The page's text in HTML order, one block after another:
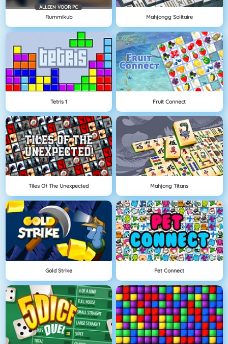
ALLEEN VOOR PC
Rummikub Mahjongg Solitaire
Tetris 1 Fruit Connect
Tiles Of The Unexpected Mahjong Titans
Gold Strike Pet Connect